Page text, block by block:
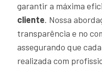
garantir a máxima
cliente. Nossa
transparência e no
assegurando que
realizada com